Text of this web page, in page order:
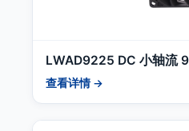
LWAD9225 DC 小轴流
查看详情 →